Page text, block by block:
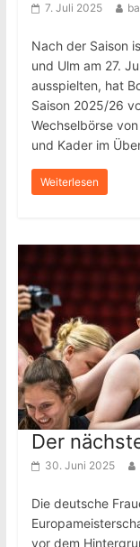
7. Juli 2025
Nach der Saison
und Ulm am 27.
ausspielten, hat
Saison 2025/26
Wechselbörse
und Kader im
Weiterlesen
Der
30. Juni 2025
Die deutsche
vor dem